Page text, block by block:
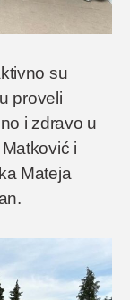
su
proveli
i zdravo u
i
Mateja